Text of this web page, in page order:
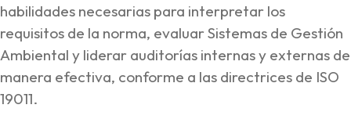
habilidades necesarias para interpretar los
requisitos de la norma, evaluar Sistemas de Gestión
Ambiental y liderar auditorías internas y externas de
manera efectiva, conforme a las directrices de ISO
19011.